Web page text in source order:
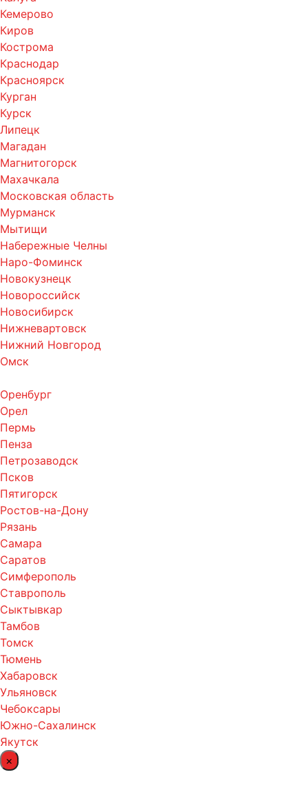
Кемерово
Киров
Кострома
Краснодар
Красноярск
Курган
Курск
Липецк
Магадан
Магнитогорск
Махачкала
Московская область
Мурманск
Мытищи
Набережные Челны
Наро-Фоминск
Новокузнецк
Новороссийск
Новосибирск
Нижневартовск
Нижний Новгород
Омск
Оренбург
Орел
Пермь
Пенза
Петрозаводск
Псков
Пятигорск
Ростов-на-Дону
Рязань
Самара
Саратов
Симферополь
Ставрополь
Сыктывкар
Тамбов
Томск
Тюмень
Хабаровск
Ульяновск
Чебоксары
Южно-Сахалинск
Якутск
×